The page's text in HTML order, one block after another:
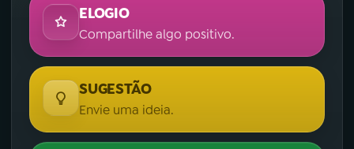
ELOGIO
Compartilhe algo positivo.
SUGESTÃO
Envie uma ideia.